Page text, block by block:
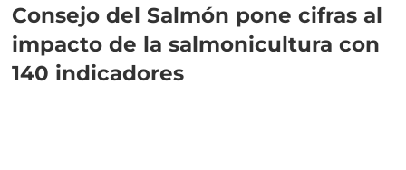
Consejo del Salmón pone cifras al
impacto de la salmonicultura con
140 indicadores